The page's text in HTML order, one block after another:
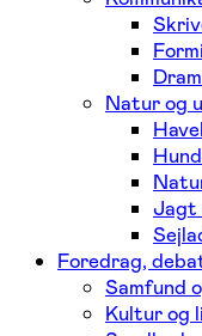
Natur og
Jagt
Foredrag,
Samfund
Kultur og